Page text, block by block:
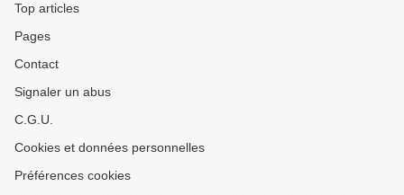
Top articles
Pages
Contact
Signaler un abus
C.G.U.
Cookies et données personnelles
Préférences cookies